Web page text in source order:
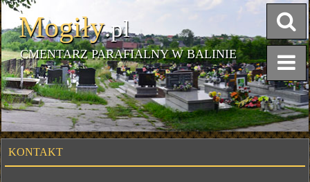
Mogiły.pl
CMENTARZ PARAFIALNY W BALINIE
KONTAKT